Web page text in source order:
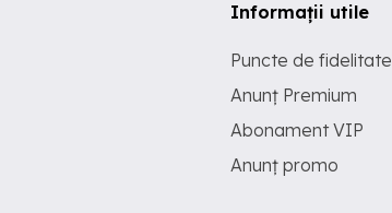
Informații utile
Puncte de fidelitate
Anunț Premium
Abonament VIP
Anunț promo